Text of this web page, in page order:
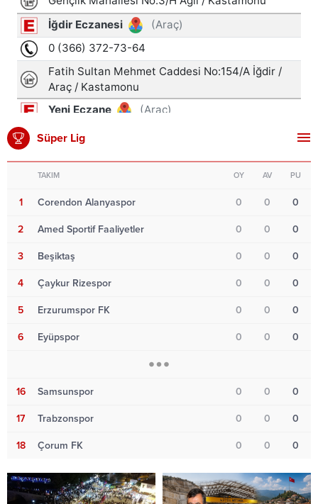
Süper Lig
TAKIM OY AV PU
1 Corendon Alanyaspor 0 0 0
2 Amed Sportif Faaliyetler 0 0 0
3 Beşiktaş 0 0 0
4 Çaykur Rizespor 0 0 0
5 Erzurumspor FK 0 0 0
6 Eyüpspor 0 0 0
16 Samsunspor 0 0 0
17 Trabzonspor 0 0 0
18 Çorum FK 0 0 0